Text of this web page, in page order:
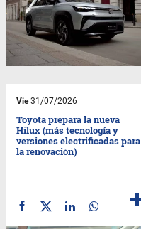
Vie31/07/2026
Toyota prepara la nueva
Hilux (más tecnología y
versiones electrificadas para
la renovación)